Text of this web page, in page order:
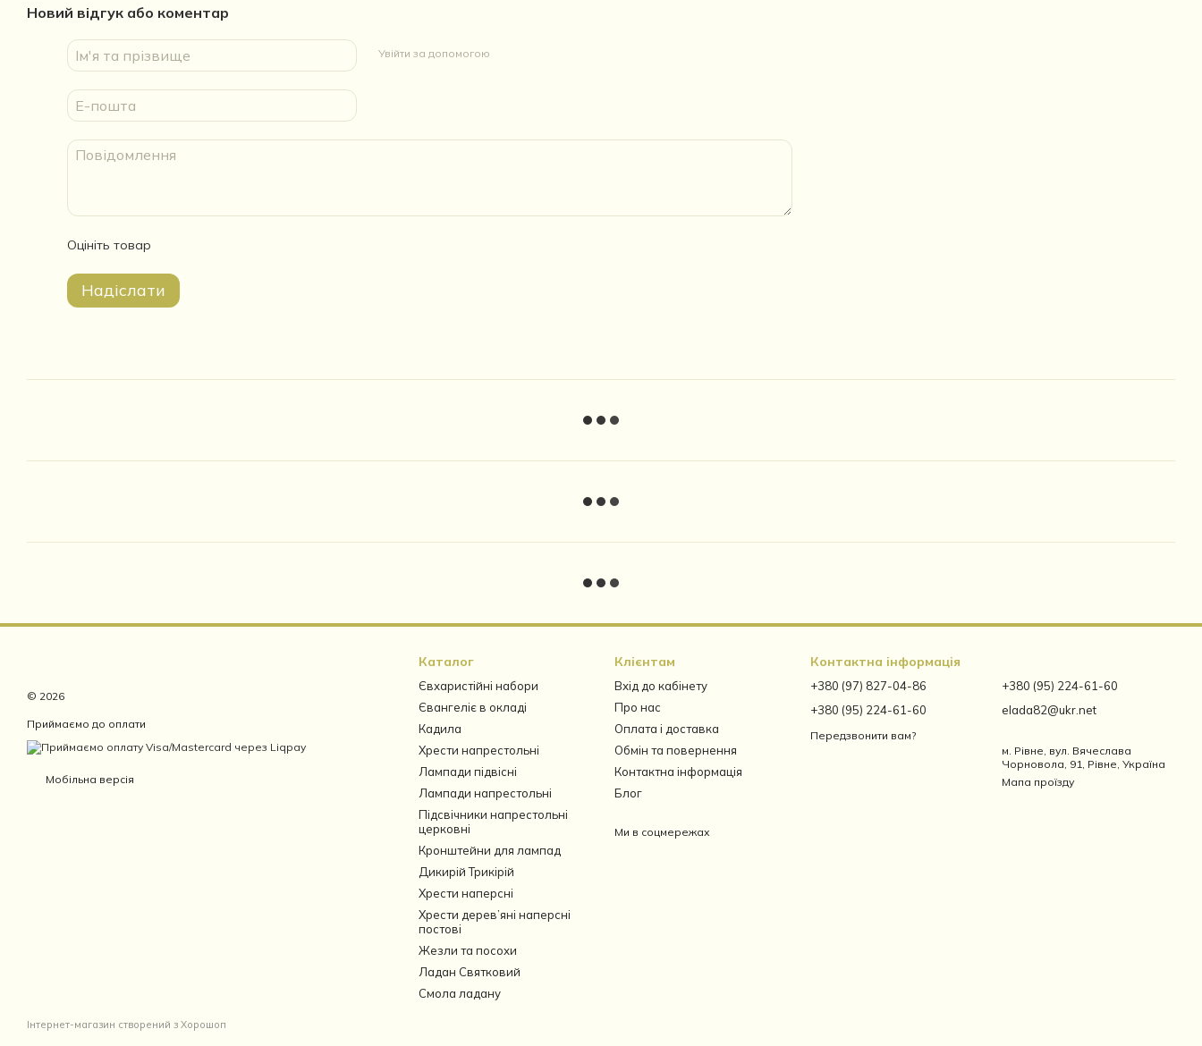
Новий відгук або коментар
Увійти за допомогою
Оцініть товар
Надіслати
© 2026
Приймаємо до оплати
Мобільна версія
Інтернет-магазин створений з Хорошоп
Каталог
Євхаристійні набори
Євангеліє в окладі
Кадила
Хрести напрестольні
Лампади підвісні
Лампади напрестольні
Підсвічники напрестольні
церковні
Кронштейни для лампад
Дикирій Трикірій
Хрести наперсні
Хрести дерев’яні наперсні
постові
Жезли та посохи
Ладан Святковий
Смола ладану
Клієнтам
Вхід до кабінету
Про нас
Оплата і доставка
Обмін та повернення
Контактна інформація
Блог
Ми в соцмережах
Контактна інформація
+380 (97) 827-04-86
+380 (95) 224-61-60
Передзвонити вам?
+380 (95) 224-61-60
elada82@ukr.net
м. Рівне, вул. Вячеслава
Чорновола, 91, Рівне, Україна
Мапа проїзду